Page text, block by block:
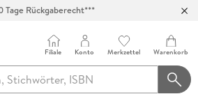
Tage Rückgaberecht***
Filiale Konto Merkzettel Warenkorb